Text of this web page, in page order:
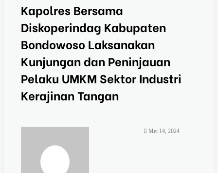
Kapolres Bersama
Diskoperindag Kabupaten
Bondowoso Laksanakan
Kunjungan dan Peninjauan
Pelaku UMKM Sektor Industri
Kerajinan Tangan
Mei 14, 2024